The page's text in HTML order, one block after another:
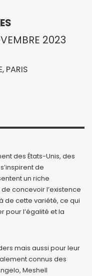
2023
PARIS
des États-Unis, des
de
un riche
concevoir l’existence
de cette variété, ce qui
pour l’égalité et la
mais aussi pour leur
connus des
Meshell